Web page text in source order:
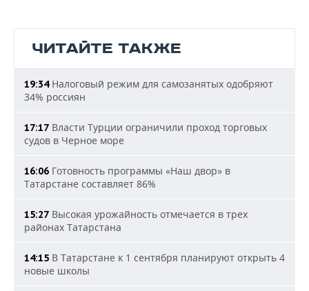
ЧИТАЙТЕ ТАКЖЕ
19:34Налоговый режим для самозанятых одобряют
34% россиян
17:17 Власти Турции ограничили проход торговых
судов в Черное море
16:06 Готовность программы «Наш двор» в
Татарстане составляет 86%
15:27 Высокая урожайность отмечается в трех
районах Татарстана
14:15 В Татарстане к 1 сентября планируют открыть 4
новые школы